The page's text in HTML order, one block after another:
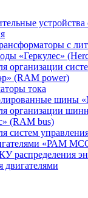
устройства
с
«Геркулес»
организации
(RAM power)
тока
шины
организации
(RAM bus)
систем
«РАМ
распределения
двигателями